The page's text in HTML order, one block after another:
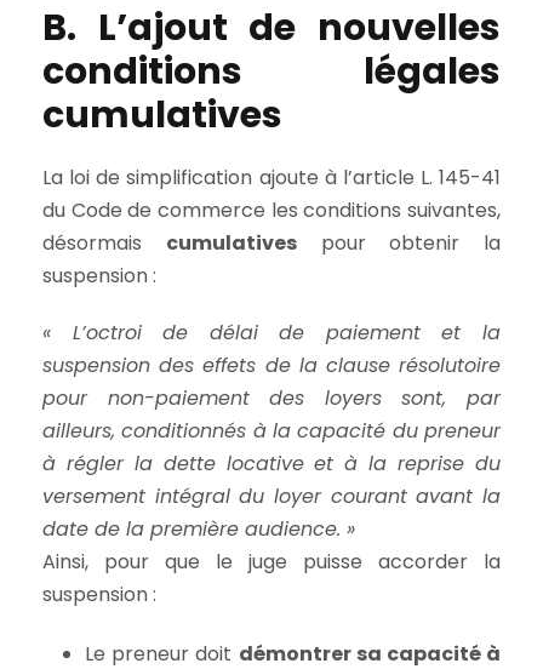
B. L’ajout de nouvelles
conditions légales
cumulatives
La loi de simplification ajoute à l’article L. 145-41
du Code de commerce les conditions suivantes,
désormais cumulativespour obtenir la
suspension :
« L’octroi de délai de paiement et la
suspension des effets de la clause résolutoire
pour non-paiement des loyers sont, par
ailleurs, conditionnés à la capacité du preneur
à régler la dette locative et à la reprise du
versement intégral du loyer courant avant la
date de la première audience. »
Ainsi, pour que le juge puisse accorder la
suspension :
Le preneur doit démontrer sa capacité à